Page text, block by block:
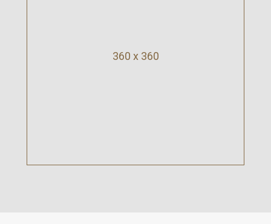
360 x 360